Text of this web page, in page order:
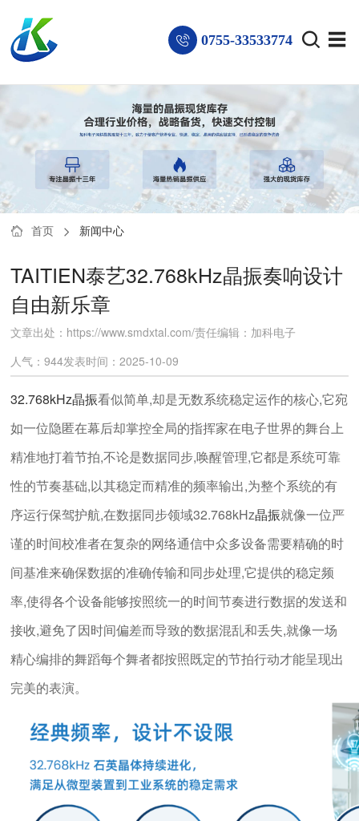
0755-33533774
首页 新闻中心
TAITIEN泰艺32.768kHz晶振奏响设计
自由新乐章
文章出处：https://www.smdxtal.com/责任编辑：加科电子
人气：944发表时间：2025-10-09
32.768kHz晶振看似简单,却是无数系统稳定运作的核心,它宛
如一位隐匿在幕后却掌控全局的指挥家在电子世界的舞台上
精准地打着节拍,不论是数据同步,唤醒管理,它都是系统可靠
性的节奏基础,以其稳定而精准的频率输出,为整个系统的有
序运行保驾护航,在数据同步领域32.768kHz晶振就像一位严
谨的时间校准者在复杂的网络通信中众多设备需要精确的时
间基准来确保数据的准确传输和同步处理,它提供的稳定频
率,使得各个设备能够按照统一的时间节奏进行数据的发送和
接收,避免了因时间偏差而导致的数据混乱和丢失,就像一场
精心编排的舞蹈每个舞者都按照既定的节拍行动才能呈现出
完美的表演。